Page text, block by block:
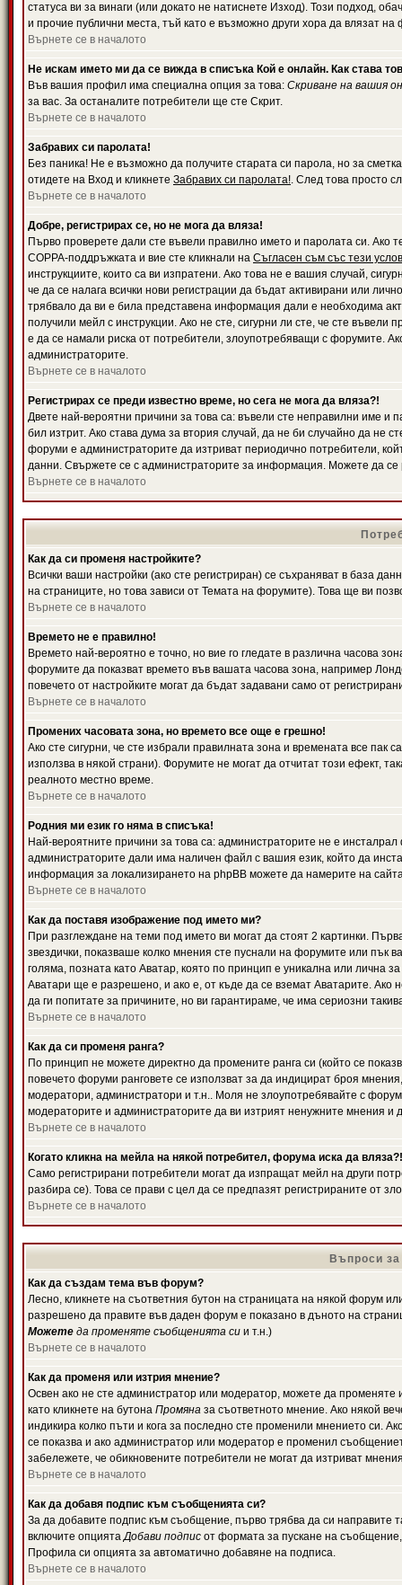
статуса ви за винаги (или докато не натиснете Изход). Този подход,
и прочие публични места, тъй като е възможно други хора да влязат
Върнете се в началото
Не искам името ми да се вижда в списъка Кой е онлайн. Как става
Във вашия профил има специална опция за това: Скриване на вашия
за вас. За останалите потребители ще сте Скрит.
Върнете се в началото
Забравих си паролата!
Без паника! Не е възможно да получите старата си парола, но за
отидете на Вход и кликнете Забравих си паролата!. След това просто
Върнете се в началото
Добре, регистрирах се, но не мога да вляза!
Първо проверете дали сте въвели правилно името и паролата си. Ако
COPPA-поддръжката и вие сте кликнали на Съгласен съм със тези
инструкциите, които са ви изпратени. Ако това не е вашия случай,
че да се налага всички нови регистрации да бъдат активирани или
трябвало да ви е била представена информация дали е необходима
получили мейл с инструкции. Ако не сте, сигурни ли сте, че сте
е да се намали риска от потребители, злоупотребяващи с форумите.
администраторите.
Върнете се в началото
Регистрирах се преди известно време, но сега не мога да вляза?!
Двете най-вероятни причини за това са: въвели сте неправилни име и
бил изтрит. Ако става дума за втория случай, да не би случайно да
форуми е администраторите да изтриват периодично потребители,
данни. Свържете се с администраторите за информация. Можете да се
Върнете се в началото
Как да си променя настройките?
Всички ваши настройки (ако сте регистриран) се съхраняват в база
на страниците, но това зависи от Темата на форумите). Това ще ви
Върнете се в началото
Времето не е правилно!
Времето най-вероятно е точно, но вие го гледате в различна часова
форумите да показват времето във вашата часова зона, например
повечето от настройките могат да бъдат задавани само от
Върнете се в началото
Промених часовата зона, но времето все още е грешно!
Ако сте сигурни, че сте избрали правилната зона и времената все
използва в някой страни). Форумите не могат да отчитат този ефект,
реалното местно време.
Върнете се в началото
Родния ми език го няма в списъка!
Най-вероятните причини за това са: администраторите не е
администраторите дали има наличен файл с вашия език, който да
информация за локализирането на phpBB можете да намерите на
Върнете се в началото
Как да поставя изображение под името ми?
При разглеждане на теми под името ви могат да стоят 2 картинки.
звездички, показваше колко мнения сте пуснали на форумите или пък
голяма, позната като Аватар, която по принцип е уникална или лична
Аватари ще е разрешено, и ако е, от къде да се вземат Аватарите.
да ги попитате за причините, но ви гарантираме, че има сериозни
Върнете се в началото
Как да си променя ранга?
По принцип не можете директно да промените ранга си (който се
повечето форуми ранговете се използват за да индицират броя
модератори, администратори и т.н.. Моля не злоупотребявайте с
модераторите и администраторите да ви изтрият ненужните мнения и
Върнете се в началото
Когато кликна на мейла на някой потребител, форума иска да вляза?!
Само регистрирани потребители могат да изпращат мейл на други
разбира се). Това се прави с цел да се предпазят регистрираните от
Върнете се в началото
Въпроси
Как да създам тема във форум?
Лесно, кликнете на съответния бутон на страницата на някой форум
разрешено да правите във даден форум е показано в дъното на
Можете да променяте съобщенията си и т.н.)
Върнете се в началото
Как да променя или изтрия мнение?
Освен ако не сте администратор или модератор, можете да
като кликнете на бутона Промяна за съответното мнение. Ако някой
индикира колко пъти и кога за последно сте променили мнението си.
се показва и ако администратор или модератор е променил
забележете, че обикновените потребители не могат да изтриват
Върнете се в началото
Как да добавя подпис към съобщенията си?
За да добавите подпис към съобщение, първо трябва да си
включите опциятаДобави подпис от формата за пускане на
Профила си опцията за автоматично добавяне на подписа.
Върнете се в началото